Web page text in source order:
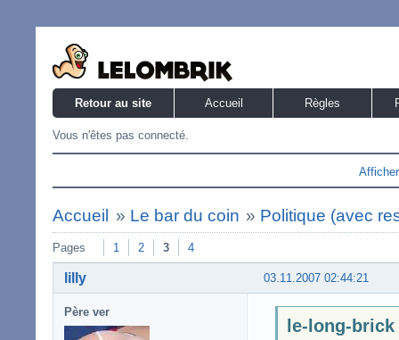
Retour au site Accueil Règles
Vous n'êtes pas connecté.
Accueil » Le bar du coin » Politique (avec
Pages 1 2 3 4
03.11.2007 02:44:21
lilly
Père ver
le-long-